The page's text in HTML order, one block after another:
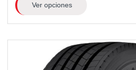
Ver opciones